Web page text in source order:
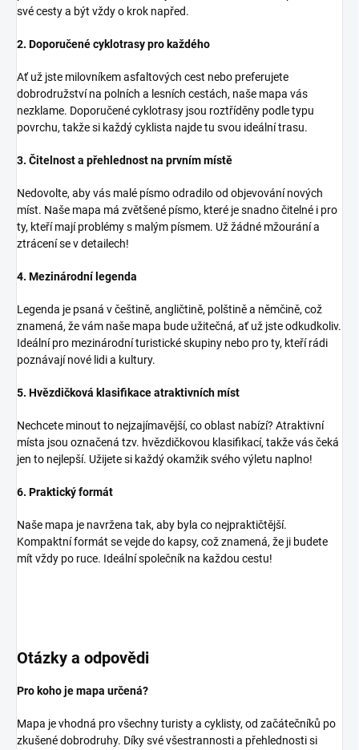
své cesty a být vždy o krok napřed.
2. Doporučené cyklotrasy pro každého
Ať už jste milovníkem asfaltových cest nebo preferujete
dobrodružství na polních a lesních cestách, naše mapa vás
nezklame. Doporučené cyklotrasy jsou roztříděny podle typu
povrchu, takže si každý cyklista najde tu svou ideální trasu.
3. Čitelnost a přehlednost na prvním místě
Nedovolte, aby vás malé písmo odradilo od objevování nových
míst. Naše mapa má zvětšené písmo, které je snadno čitelné i pro
ty, kteří mají problémy s malým písmem. Už žádné mžourání a
ztrácení se v detailech!
4. Mezinárodní legenda
Legenda je psaná v češtině, angličtině, polštině a němčině, což
znamená, že vám naše mapa bude užitečná, ať už jste odkudkoliv.
Ideální pro mezinárodní turistické skupiny nebo pro ty, kteří rádi
poznávají nové lidi a kultury.
5. Hvězdičková klasifikace atraktivních míst
Nechcete minout to nejzajímavější, co oblast nabízí? Atraktivní
místa jsou označená tzv. hvězdičkovou klasifikací, takže vás čeká
jen to nejlepší. Užijete si každý okamžik svého výletu naplno!
6. Praktický formát
Naše mapa je navržena tak, aby byla co nejpraktičtější.
Kompaktní formát se vejde do kapsy, což znamená, že ji budete
mít vždy po ruce. Ideální společník na každou cestu!
Otázky a odpovědi
Pro koho je mapa určená?
Mapa je vhodná pro všechny turisty a cyklisty, od začátečníků po
zkušené dobrodruhy. Díky své všestrannosti a přehlednosti si